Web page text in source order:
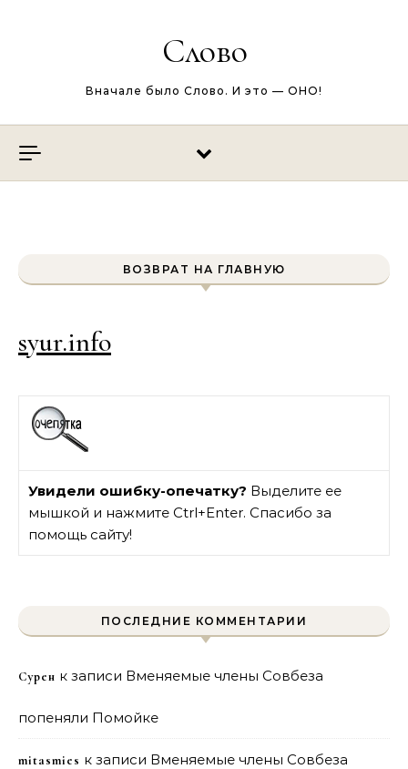
Слово
Вначале было Слово. И это — ОНО!
ВОЗВРАТ НА ГЛАВНУЮ
syur.info
Увидели ошибку-опечатку? Выделите ее
мышкой и нажмите Ctrl+Enter. Спасибо за
помощь сайту!
ПОСЛЕДНИЕ КОММЕНТАРИИ
Сурен к записи Вменяемые члены Совбеза
попеняли Помойке
mitasmies к записи Вменяемые члены Совбеза